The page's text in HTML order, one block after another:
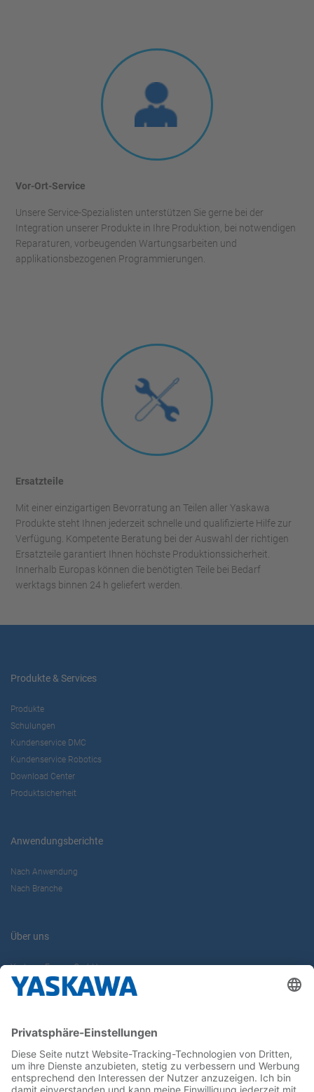
Vor-Ort-Service
Unsere Service-Spezialisten unterstützen Sie gerne bei der
Integration unserer Produkte in Ihre Produktion, bei notwendigen
Reparaturen, vorbeugenden Wartungsarbeiten und
applikationsbezogenen Programmierungen.
Ersatzteile
Mit einer einzigartigen Bevorratung an Teilen aller Yaskawa
Produkte steht Ihnen jederzeit schnelle und qualifizierte Hilfe zur
Verfügung. Kompetente Beratung bei der Auswahl der richtigen
Ersatzteile garantiert Ihnen höchste Produktionssicherheit.
Innerhalb Europas können die benötigten Teile bei Bedarf
werktags binnen 24 h geliefert werden.
Produkte & Services
Produkte
Schulungen
Kundenservice DMC
Kundenservice Robotics
Download Center
Produktsicherheit
Anwendungsberichte
Nach Anwendung
Nach Branche
Über uns
Yaskawa Europe GmbH
Karriere
Newsletter